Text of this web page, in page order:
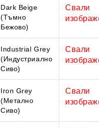
Dark Beige
(Тъмно
Бежово)
Свали
Industrial Grey
(Индустриално
Сиво)
Свали
Iron Grey
(Метално
Сиво)
Свали